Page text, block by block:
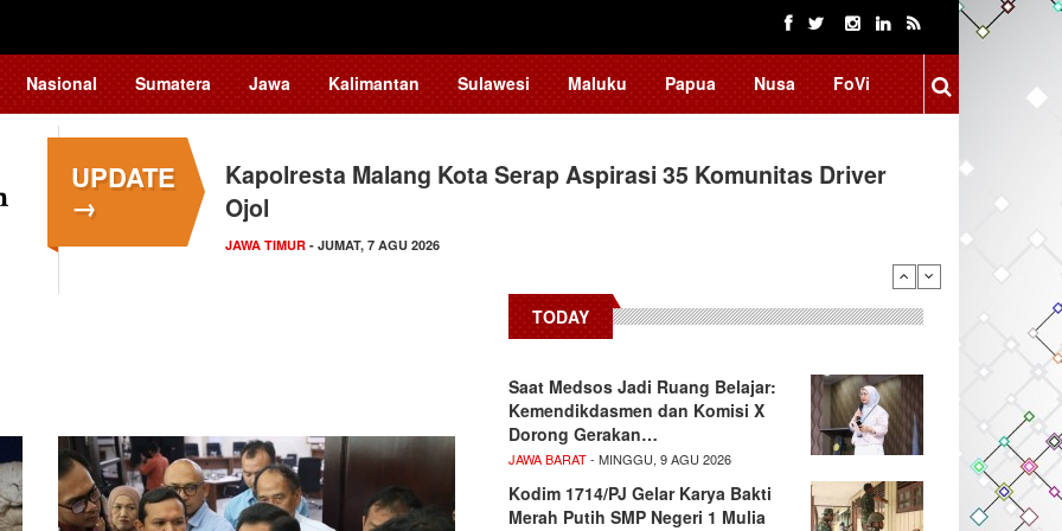
Nasional Sumatera Jawa Kalimantan Sulawesi Maluku Papua Nusa FoVi
UPDATE
→
Kapolresta Malang Kota Serap Aspirasi 35 Komunitas Driver
Ojol
JAWA TIMUR - JUMAT, 7 AGU 2026
TODAY
Saat Medsos Jadi Ruang Belajar:
Kemendikdasmen dan Komisi X
Dorong Gerakan…
JAWA BARAT- MINGGU, 9 AGU 2026
Kodim 1714/PJ Gelar Karya Bakti
Merah Putih SMP Negeri 1 Mulia